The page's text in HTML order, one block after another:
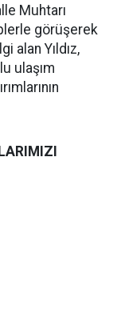
Muhtarı
görüşerek
alan Yıldız,
ulaşım